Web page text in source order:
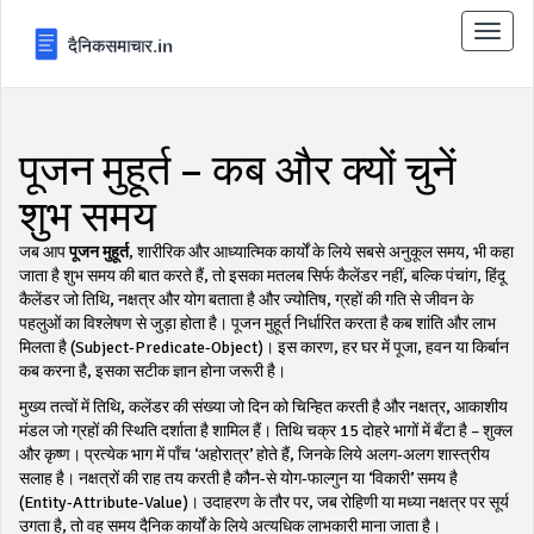
टॉगल
से
पूजन मुहूर्त – कब और क्यों चुनें
शुभ समय
जब आपपूजन मुहूर्त, शारीरिक और आध्यात्मिक कार्यों के लिये सबसे अनुकूल समय, भी कहा
जाता हैशुभ समयकी बात करते हैं, तो इसका मतलब सिर्फ कैलेंडर नहीं, बल्किपंचांग, हिंदू
कैलेंडर जो तिथि, नक्षत्र और योग बताता हैऔरज्योतिष, ग्रहों की गति से जीवन के
पहलुओं का विश्लेषणसे जुड़ा होता है। पूजन मुहूर्त निर्धारित करता है कब शांति और लाभ
मिलता है (Subject‑Predicate‑Object)। इस कारण, हर घर में पूजा, हवन या किर्बान
कब करना है, इसका सटीक ज्ञान होना जरूरी है।
मुख्य तत्वों मेंतिथि, कलेंडर की संख्या जो दिन को चिन्हित करती हैऔरनक्षत्र, आकाशीय
मंडल जो ग्रहों की स्थिति दर्शाता हैशामिल हैं। तिथि चक्र 15 दोहरे भागों में बँटा है – शुक्ल
और कृष्ण। प्रत्येक भाग में पाँच ‘अहोरात्र’ होते हैं, जिनके लिये अलग‑अलग शास्त्रीय
सलाह है। नक्षत्रों की राह तय करती है कौन‑से योग‑फाल्गुन या ‘विकारी’ समय है
(Entity‑Attribute‑Value)। उदाहरण के तौर पर, जब रोहिणी या मध्या नक्षत्र पर सूर्य
उगता है, तो वह समय दैनिक कार्यों के लिये अत्यधिक लाभकारी माना जाता है।